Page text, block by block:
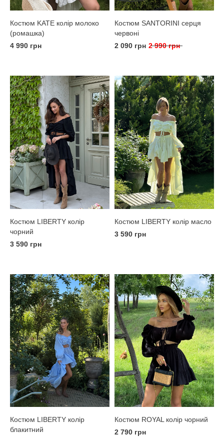
Костюм KATE колір молоко
(ромашка)
4 990 грн
Костюм SANTORINI серця
червоні
2 090 грн 2 990 грн
Костюм LIBERTY колір
чорний
3 590 грн
Костюм LIBERTY колір масло
3 590 грн
Костюм LIBERTY колір
блакитний
Костюм ROYAL колір чорний
2 790 грн